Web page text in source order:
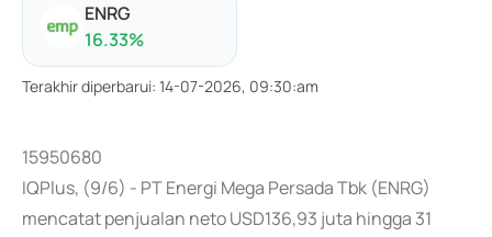
ENRG
16.33%
Terakhir diperbarui: 14-07-2026, 09:30:am
15950680
IQPlus, (9/6) - PT Energi Mega Persada Tbk (ENRG)
mencatat penjualan neto USD136,93 juta hingga 31